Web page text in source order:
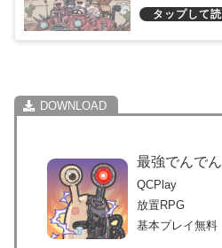
最強でんでん
QCPlay
放置RPG
基本プレイ無料